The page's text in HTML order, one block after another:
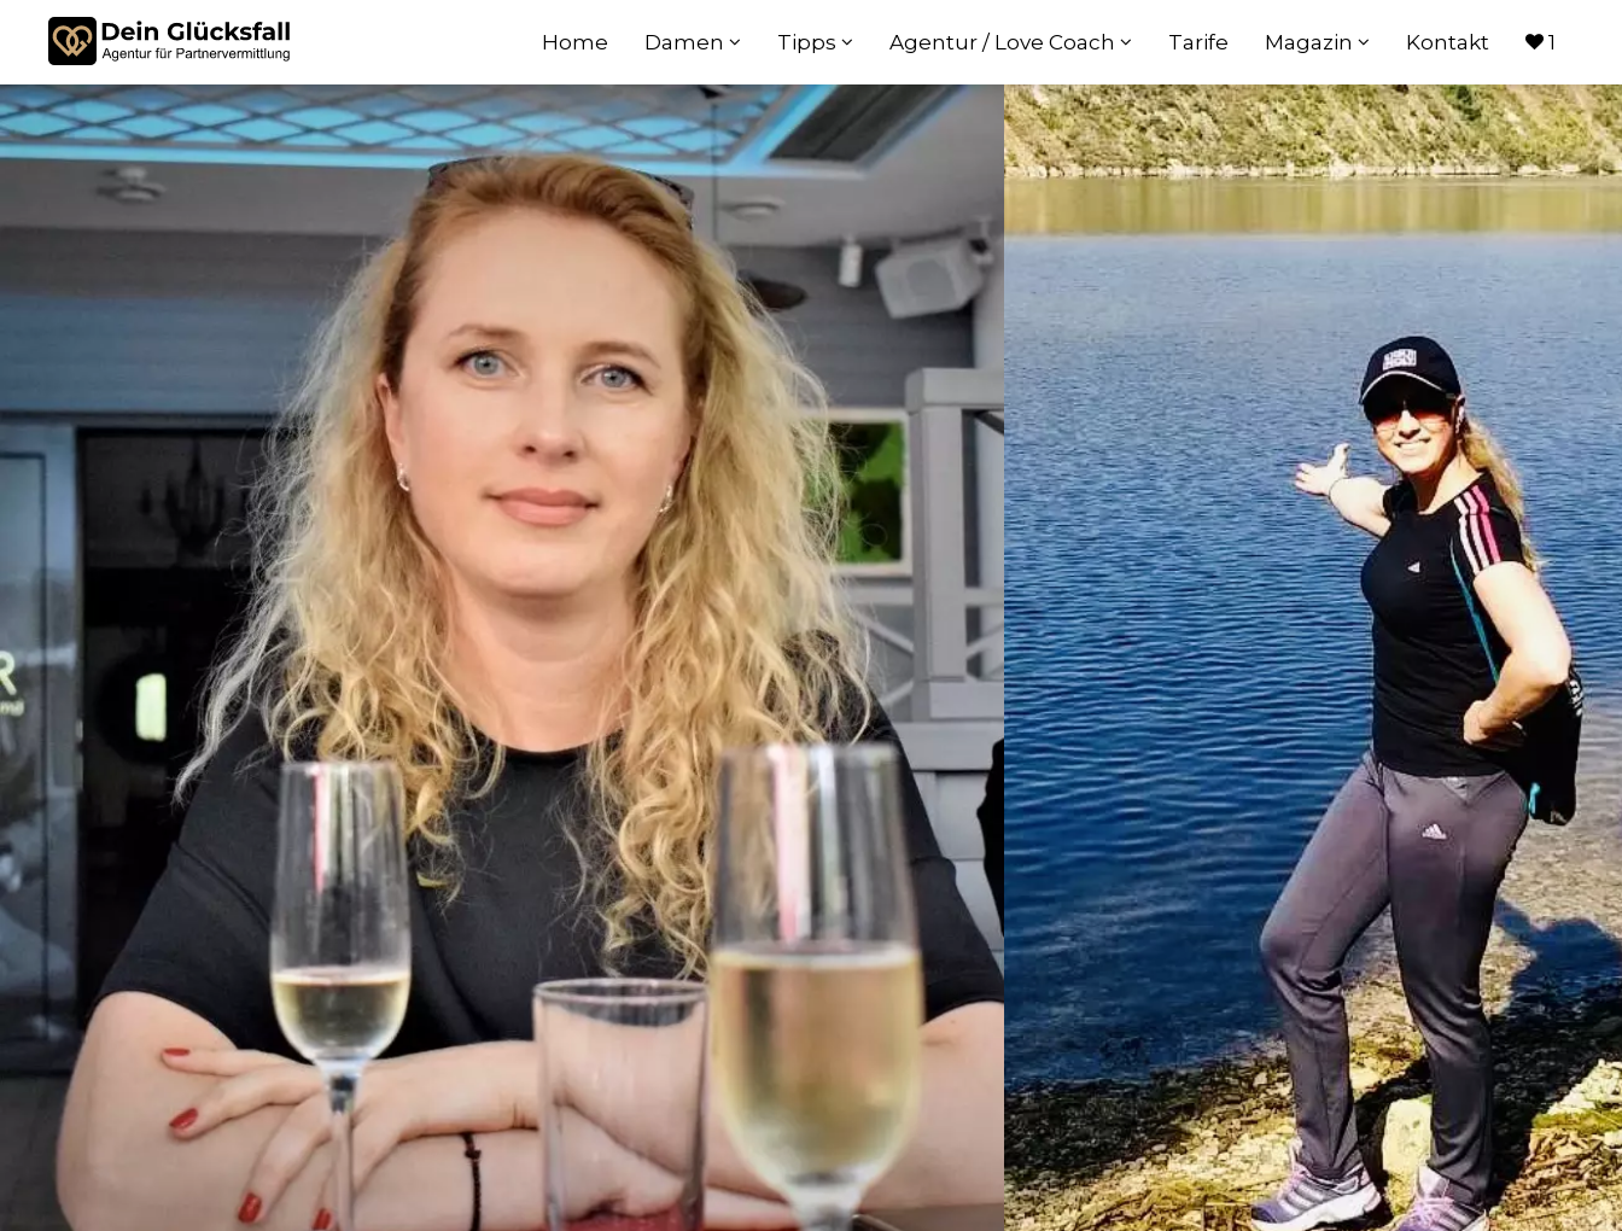
Home Damen Tipps Agentur / Love Coach Tarife Magazin Kontakt 1